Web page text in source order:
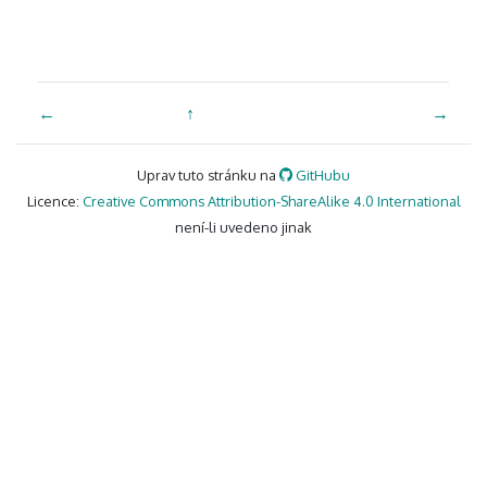
← ↑ →
Uprav tuto stránku na
GitHubu
Licence: Creative Commons Attribution-ShareAlike 4.0 International
není-li uvedeno jinak